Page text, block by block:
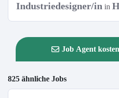
Industriedesigner/in in
Job Agent
825 ähnliche Jobs